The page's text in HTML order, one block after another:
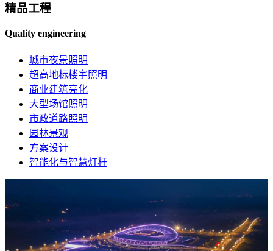
精品工程
Quality engineering
城市夜景照明
超高地标楼宇照明
商业建筑亮化
大型场馆照明
市政道路照明
园林景观
方案设计
智能化与智慧灯杆